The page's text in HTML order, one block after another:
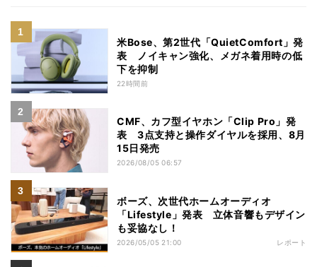
米Bose、第2世代「QuietComfort」発
表 ノイキャン強化、メガネ着用時の低
下を抑制
22時間前
CMF、カフ型イヤホン「Clip Pro」発
表 3点支持と操作ダイヤルを採用、8月
15日発売
2026/08/05 06:57
ボーズ、次世代ホームオーディオ
「Lifestyle」発表 立体音響もデザイン
も妥協なし！
2026/05/05 21:00 レポート